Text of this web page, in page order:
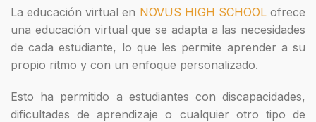
La educación virtual en NOVUS HIGH SCHOOLofrece
una educación virtual que se adapta a las necesidades
de cada estudiante, lo que les permite aprender a su
propio ritmo y con un enfoque personalizado.
Esto ha permitido a estudiantes con discapacidades,
dificultades de aprendizaje o cualquier otro tipo de